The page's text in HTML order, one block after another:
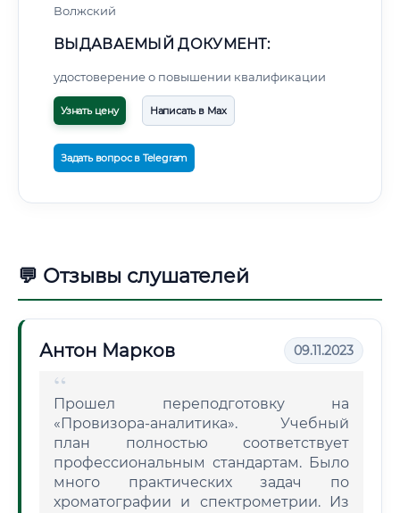
Волжский
ВЫДАВАЕМЫЙ ДОКУМЕНТ:
удостоверение о повышении квалификации
Узнать цену Написать в Max
Задать вопрос в Telegram
💬 Отзывы слушателей
Антон Марков 09.11.2023
Прошел переподготовку на
«Провизора-аналитика». Учебный
план полностью соответствует
профессиональным стандартам. Было
много практических задач по
хроматографии и спектрометрии. Из